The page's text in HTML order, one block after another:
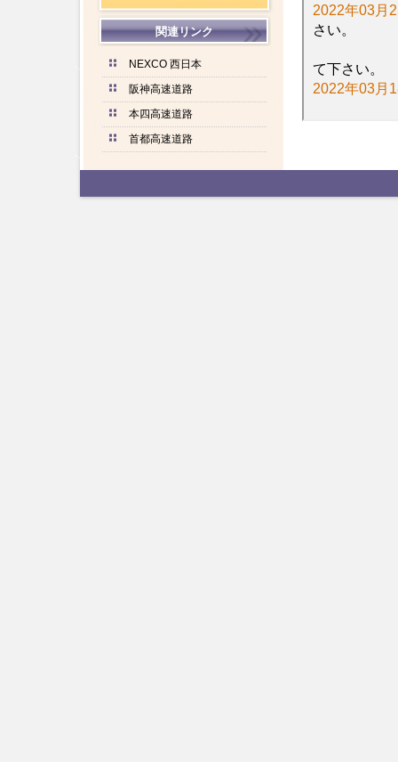
関連リンク
NEXCO 西日本
阪神高速道路
本四高速道路
首都高速道路